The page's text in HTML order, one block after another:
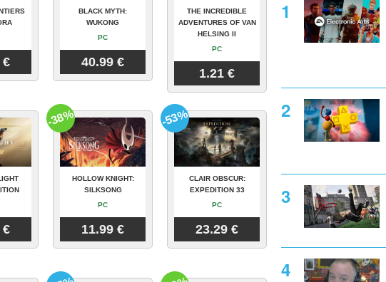
€
BLACK MYTH:
WUKONG
PC
40.99 €
THE INCREDIBLE
ADVENTURES OF VAN
HELSING II
PC
1.21 €
€
HOLLOW KNIGHT:
SILKSONG
PC
11.99 €
-38%
CLAIR OBSCUR:
EXPEDITION 33
PC
23.29 €
-53%